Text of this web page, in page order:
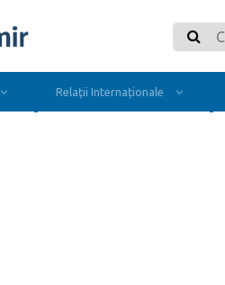
Search
Relații Internaționale